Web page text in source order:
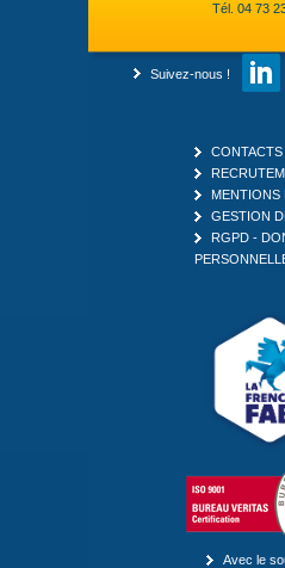
Tél. 04 73
Suivez-nous !
CONTACTS
MENTIONS
GESTION
RGPD -
Avec le